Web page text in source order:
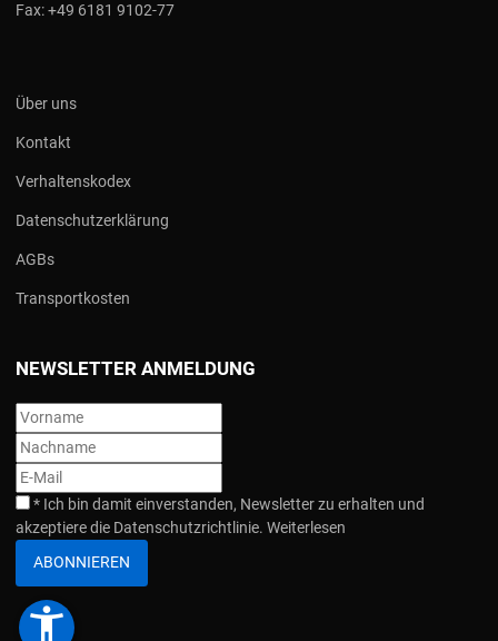
Fax:+49 6181 9102-77
Über uns
Kontakt
Verhaltenskodex
Datenschutzerklärung
AGBs
Transportkosten
NEWSLETTER ANMELDUNG
* Ich bin damit einverstanden, Newsletter zu erhalten und
akzeptiere die Datenschutzrichtlinie. Weiterlesen
ABONNIEREN
accessibility_new